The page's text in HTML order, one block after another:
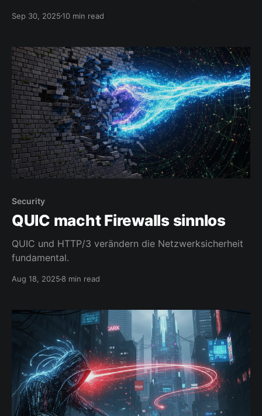
Sep 30, 202510 min read
Security
QUIC macht Firewalls sinnlos
QUIC und HTTP/3 verändern die Netzwerksicherheit
fundamental.
Aug 18, 2025 8 min read